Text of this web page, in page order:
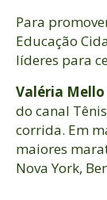
Para
Educação
líderes para
Valéria Mello
do canal
corrida. Em
maiores
Nova York,